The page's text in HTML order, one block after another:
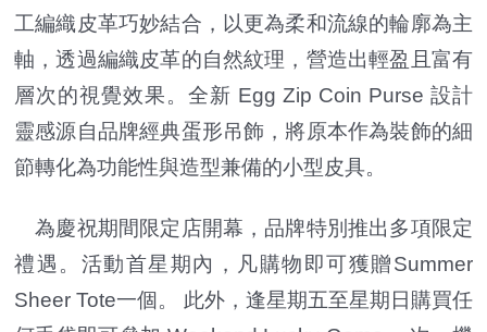
工編織皮革巧妙結合，以更為柔和流線的輪廓為主
軸，透過編織皮革的自然紋理，營造出輕盈且富有
層次的視覺效果。全新 Egg Zip Coin Purse 設計
靈感源自品牌經典蛋形吊飾，將原本作為裝飾的細
節轉化為功能性與造型兼備的小型皮具。
為慶祝期間限定店開幕，品牌特別推出多項限定
禮遇。活動首星期內，凡購物即可獲贈Summer
Sheer Tote一個。 此外，逢星期五至星期日購買任